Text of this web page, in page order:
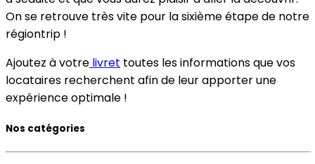
On se retrouve très vite pour la sixième étape de notre
régiontrip !
Ajoutez à votre livret toutes les informations que vos
locataires recherchent afin de leur apporter une
expérience optimale !
Nos catégories